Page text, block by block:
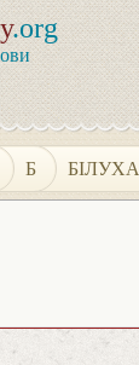
.org
Б БІЛУХА